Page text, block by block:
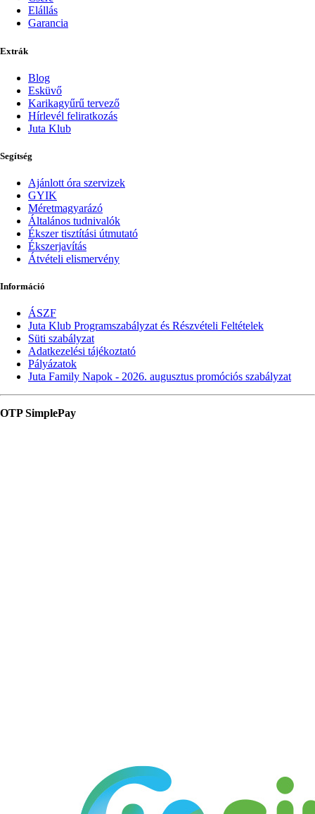
Elállás
Garancia
Extrák
Blog
Esküvő
Karikagyűrű tervező
Hírlevél feliratkozás
Juta Klub
Segítség
Ajánlott óra szervizek
GYIK
Méretmagyarázó
Általános tudnivalók
Ékszer tisztítási útmutató
Ékszerjavítás
Átvételi elismervény
Információ
ÁSZF
Juta Klub Programszabályzat és Részvételi Feltételek
Süti szabályzat
Adatkezelési tájékoztató
Pályázatok
Juta Family Napok - 2026. augusztus promóciós szabályzat
OTP SimplePay